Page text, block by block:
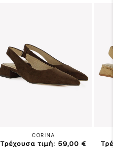
CORINA
Τρέχουσα τιμή: 59,00 €